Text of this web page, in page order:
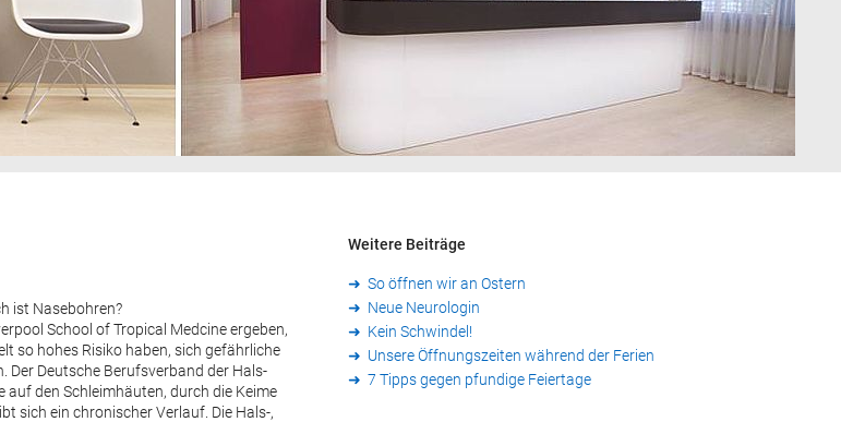
ist Nasebohren?
School of Tropical Medcine ergeben,
so hohes Risiko haben, sich gefährliche
Der Deutsche Berufsverband der Hals-
auf den Schleimhäuten, durch die Keime
sich ein chronischer Verlauf. Die Hals-,
Weitere Beiträge
So öffnen wir an Ostern
Neue Neurologin
Kein Schwindel!
Unsere Öffnungszeiten während der Ferien
7 Tipps gegen pfundige Feiertage